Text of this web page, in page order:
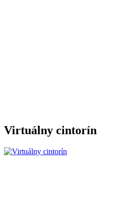
Virtuálny cintorín